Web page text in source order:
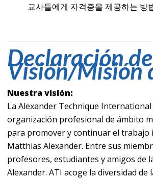
교사들에게 자격증을 제공하는 방
Declaración de
Visión/Misión
Nuestra visión:
La Alexander Technique International
organización profesional de ámbito
para promover y continuar el trabajo
Matthias Alexander. Entre sus
profesores, estudiantes y amigos de
Alexander. ATI acoge la diversidad de